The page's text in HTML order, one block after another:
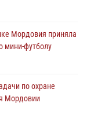
Мордовия приняла
мини-футболу
по охране
Мордовии